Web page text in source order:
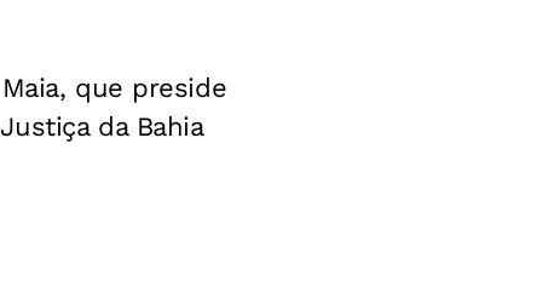
que preside
da Bahia